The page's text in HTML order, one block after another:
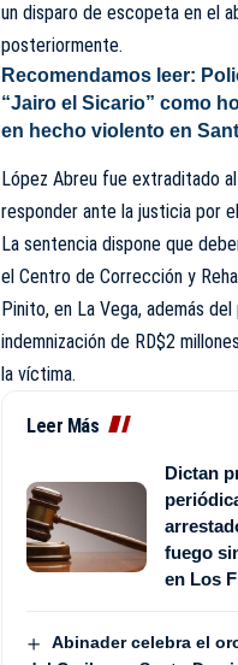
un disparo de escopeta en el
posteriormente.
Recomendamos leer:
“Jairo el Sicario” como
en hecho violento en
López Abreu fue extraditado
responder ante la justicia por
La sentencia dispone que
el Centro de Corrección y
Pinito, en La Vega, además
indemnización de RD$2
la víctima.
Leer Más
Dictan
fuego
en Los
Abinader celebra el